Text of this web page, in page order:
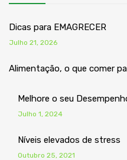
Dicas para EMAGRECER
Julho 21, 2026
Alimentação, o que comer
Melhore o seu
Julho 1, 2024
Níveis elevados de stress
Outubro 25, 2021